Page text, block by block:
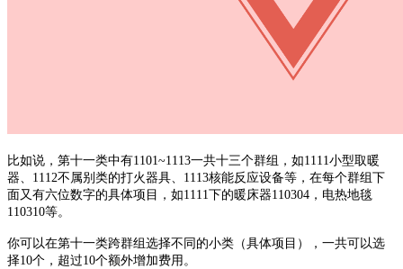
比如说，第十一类中有1101~1113一共十三个群组，如1111小型取暖
器、1112不属别类的打火器具、1113核能反应设备等，在每个群组下
面又有六位数字的具体项目，如1111下的暖床器110304，电热地毯
110310等。
你可以在第十一类跨群组选择不同的小类（具体项目），一共可以选
择10个，超过10个额外增加费用。